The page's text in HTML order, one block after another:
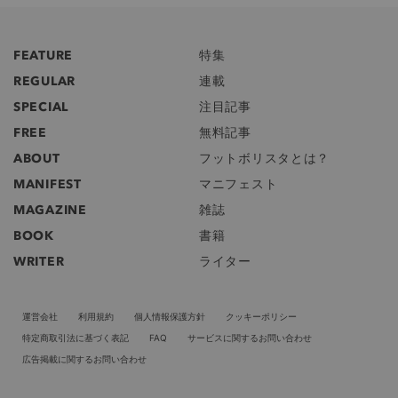
FEATURE
特集
REGULAR
連載
SPECIAL
注目記事
FREE
無料記事
ABOUT
フットボリスタとは？
MANIFEST
マニフェスト
MAGAZINE
雑誌
BOOK
書籍
WRITER
ライター
運営会社 利用規約 個人情報保護方針
クッキーポリシー
特定商取引法に基づく表記
FAQ
サービスに関するお問い合わせ
広告掲載に関するお問い合わせ